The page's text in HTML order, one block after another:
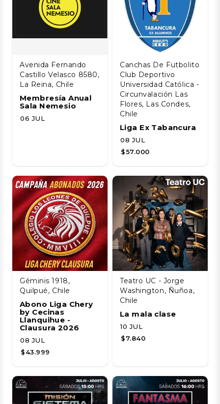
Avenida Fernando
Castillo Velasco 8580,
La Reina, Chile
Membresía Anual
Sala Nemesio
06 JUL
Canchas De Futbolito
Club Deportivo
Universidad Católica -
Circunvalación Las
Flores, Las Condes,
Chile
Liga Ex Tabancura
08 JUL
$57.000
Géminis 1918,
Quilpué, Chile
Abono Liga Chery
by Cecinas
Llanquihue -
Clausura 2026
08 JUL
$43.999
Teatro UC - Jorge
Washington, Ñuñoa,
Chile
La mala clase
10 JUL
$7.840